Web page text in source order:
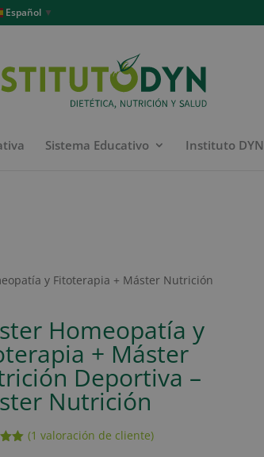
Español ▼
Sistema Educativo Instituto
y Fitoterapia + Máster Nutrición
Homeopatía y
+ Máster
Deportiva –
Nutrición
(1 valoración de cliente)